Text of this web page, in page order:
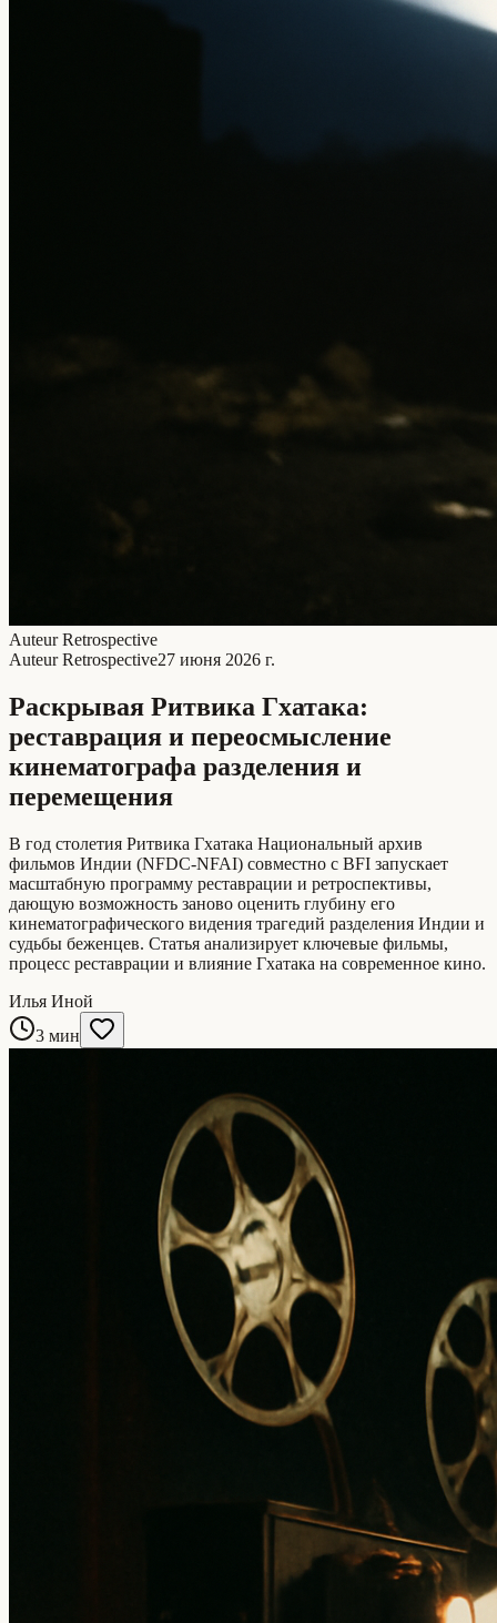
Auteur Retrospective
Auteur Retrospective27 июня 2026 г.
Раскрывая Ритвика Гхатакa:
реставрация и переосмысление
кинематографа разделения и
перемещения
В год столетия Ритвика Гхатакa Национальный архив
фильмов Индии (NFDC-NFAI) совместно с BFI запускает
масштабную программу реставрации и ретроспективы,
дающую возможность заново оценить глубину его
кинематографического видения трагедий разделения Индии и
судьбы беженцев. Статья анализирует ключевые фильмы,
процесс реставрации и влияние Гхатакa на современное кино.
Илья Иной
3 мин